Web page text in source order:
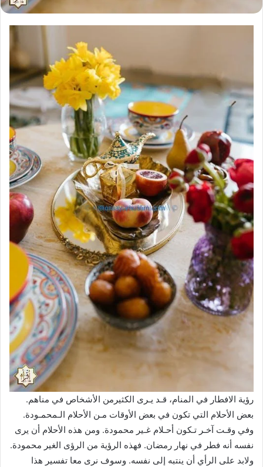
رؤية الافطار في المنام، قـد يـرى الكثيرمن الأشخاص في مناهم.
بعض الأحلام التي تكون في بعض الأوقات مـن الأحلام الـمحمـودة.
وفي وقـت آخـر تـكون أحـلام غـير محمودة. ومن هذه الأحلام أن يرى
نفسه أنه فطر في نهار رمضان. فهذه الرؤية من الرؤى الغير محمودة.
ولابد على الرأي أن ينتبه إلى نفسه. وسوف نرى معا تفسير هذا